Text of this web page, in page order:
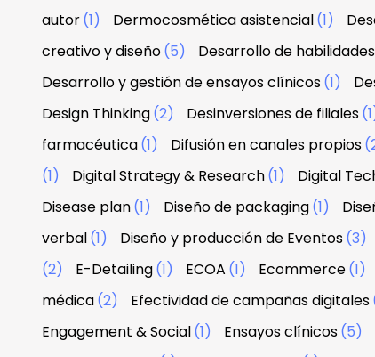
autor(1) Dermocosmética asistencial(1)
creativo y diseño(5) Desarrollo de
Desarrollo y gestión de ensayos clínicos(1)
Design Thinking(2) Desinversiones de filiales
farmacéutica(1) Difusión en canales propios
(1)
Digital Strategy & Research(1) Digital
Disease plan(1) Diseño de packaging(1)
verbal(1) Diseño y producción de Eventos(3)
(2)
E-Detailing(1) ECOA (1) Ecommerce(1)
médica(2) Efectividad de campañas digitales
Engagement & Social(1) Ensayos clínicos(5)